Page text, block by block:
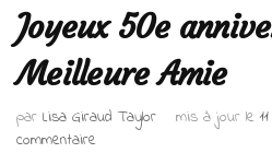
Joyeux 50e
Meilleure Amie
par Lisa Giraud Taylor mis à jour le
commentaire